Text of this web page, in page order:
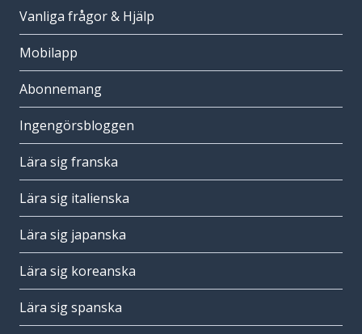
Vanliga frågor & Hjälp
Mobilapp
Abonnemang
Ingengörsbloggen
Lära sig franska
Lära sig italienska
Lära sig japanska
Lära sig koreanska
Lära sig spanska